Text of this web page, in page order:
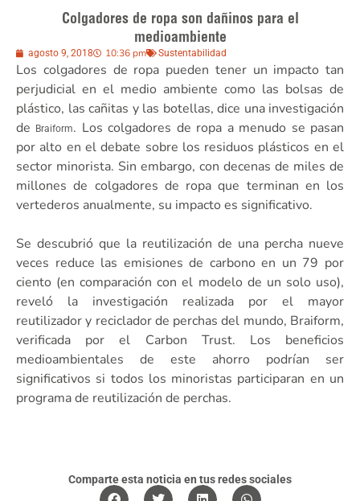
Colgadores de ropa son dañinos para el
medioambiente
agosto 9, 2018 10:36 pm Sustentabilidad
Los colgadores de ropa pueden tener un impacto tan
perjudicial en el medio ambiente como las bolsas de
plástico, las cañitas y las botellas, dice una investigación
de Braiform. Los colgadores de ropa a menudo se pasan
por alto en el debate sobre los residuos plásticos en el
sector minorista. Sin embargo, con decenas de miles de
millones de colgadores de ropa que terminan en los
vertederos anualmente, su impacto es significativo.
Se descubrió que la reutilización de una percha nueve
veces reduce las emisiones de carbono en un 79 por
ciento (en comparación con el modelo de un solo uso),
reveló la investigación realizada por el mayor
reutilizador y reciclador de perchas del mundo, Braiform,
verificada por el Carbon Trust. Los beneficios
medioambientales de este ahorro podrían ser
significativos si todos los minoristas participaran en un
programa de reutilización de perchas.
Comparte esta noticia en tus redes sociales